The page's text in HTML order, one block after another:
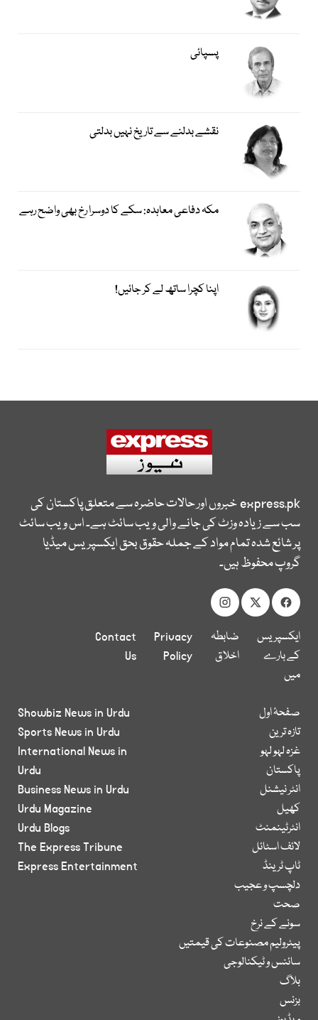
پسپائی
نقشے بدلنے سے تاریخ نہیں بدلتی
مکہ دفاعی معاہدہ: سکے کا دوسرا رخ بھی واضح رہے
اپنا کچرا ساتھ لے کر جائیں!
express.pkخبروں اور حالات حاضرہ سے متعلق پاکستان کی
سب سے زیادہ وزٹ کی جانے والی ویب سائٹ ہے۔ اس ویب سائٹ
پر شائع شدہ تمام مواد کے جملہ حقوق بحق ایکسپریس میڈیا
گروپ محفوظ ہیں۔
ایکسپریس
کے بارے
میں
ضابطہ
اخلاق
Privacy
Policy
Contact
Us
صفحۂ اول
تازہ ترین
غزہ لہو لہو
پاکستان
انٹر نیشنل
کھیل
انٹرٹینمنٹ
لائف اسٹائل
ٹاپ ٹرینڈ
دلچسپ و عجیب
صحت
سونے کے نرخ
پیٹرولیم مصنوعات کی قیمتیں
سائنس و ٹیکنالوجی
بلاگ
بزنس
Showbiz News in Urdu
Sports News in Urdu
International News in
Urdu
Business News in Urdu
Urdu Magazine
Urdu Blogs
The Express Tribune
Express Entertainment